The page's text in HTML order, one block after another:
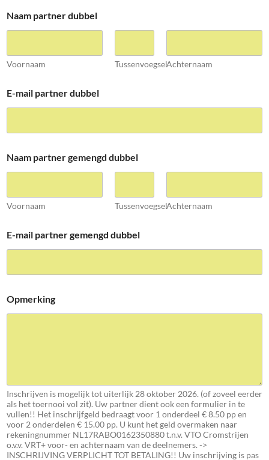
Naam partner dubbel
Voornaam TussenvoegselAchternaam
E-mail partner dubbel
Naam partner gemengd dubbel
Voornaam TussenvoegselAchternaam
E-mail partner gemengd dubbel
Opmerking
Inschrijven is mogelijk tot uiterlijk 28 oktober 2026. (of zoveel eerder
als het toernooi vol zit). Uw partner dient ook een formulier in te
vullen!! Het inschrijfgeld bedraagt voor 1 onderdeel € 8.50 pp en
voor 2 onderdelen € 15.00 pp. U kunt het geld overmaken naar
rekeningnummer NL17RABO0162350880 t.n.v. VTO Cromstrijen
o.v.v. VRT+ voor- en achternaam van de deelnemers. ->
INSCHRIJVING VERPLICHT TOT BETALING!! Uw inschrijving is pas